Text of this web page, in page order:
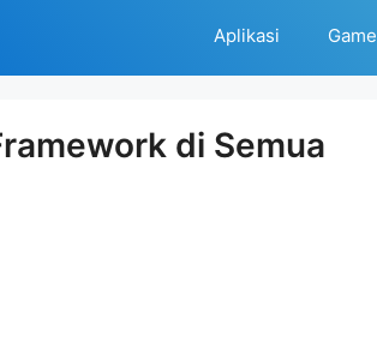
Aplikasi Game
di Semua